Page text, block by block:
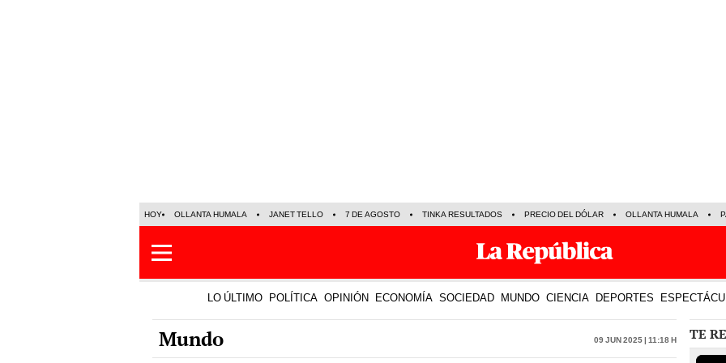
HOY OLLANTA HUMALA JANET TELLO 7 DE AGOSTO TINKA RESULTADOS PRECIO DEL DÓLAR OLLANTA HUMALA
LO ÚLTIMO POLÍTICA OPINIÓN ECONOMÍA SOCIEDAD MUNDO CIENCIA DEPORTES
Mundo 09 Jun 2025 | 11:18 h TE